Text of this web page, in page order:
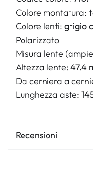
Colore montatura:
Colore lenti: grigio
Polarizzato
Misura lente
Altezza lente: 47.4
Da cerniera a
Lunghezza aste:
Recensioni